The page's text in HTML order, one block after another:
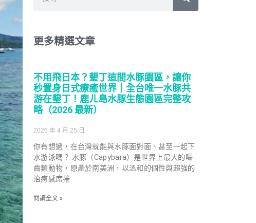
更多精選文章
不用飛日本？墾丁這間水豚園區，讓你
秒置身日式療癒世界｜全台唯一水豚共
游在墾丁！鹿ㄦ島水豚生態園區完整攻
略（2026 最新）
2026 年 4 月 25 日
你有想過，在台灣就能與水豚面對面、甚至一起下
水游泳嗎？ 水豚（Capybara）是世界上最大的囓
齒類動物，原產於南美洲，以溫和的個性與超強的
治癒感席捲
閱讀全文 »